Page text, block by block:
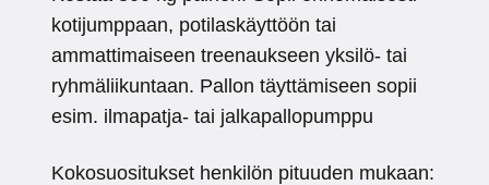
kotijumppaan, potilaskäyttöön tai
ammattimaiseen treenaukseen yksilö- tai
ryhmäliikuntaan. Pallon täyttämiseen sopii
esim. ilmapatja- tai jalkapallopumppu
Kokosuositukset henkilön pituuden mukaan: